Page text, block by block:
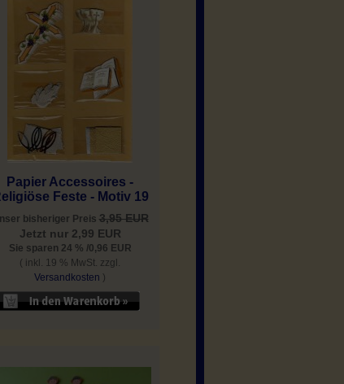
Papier Accessoires -
Feste - Motiv 19
bisheriger Preis 3,95 EUR
Jetzt nur 2,99 EUR
Sie sparen 24 % /0,96 EUR
( inkl. 19 % MwSt. zzgl.
Versandkosten )